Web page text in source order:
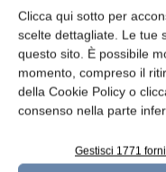
Clicca qui sotto per
scelte dettagliate. Le tue
questo sito. È possibile
momento, compreso il
della Cookie Policy o
consenso nella parte
Gestisci 1771
Austria
1
Polonia
Portogallo
1
Romania
Slovacchia
1